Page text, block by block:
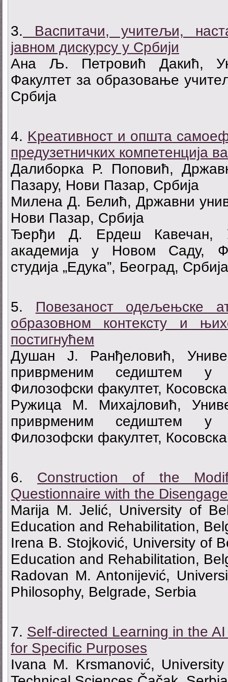
3. Васпитачи, учитељи,
јавном дискурсу у Србији
Ана Љ. Петровић Дакић,
Факултет за образовање
Србија
4. Kреативност и општа
предузетничких компетенција
Далиборка Р. Поповић,
Пазару, Нови Пазар, Србија
Милена Д. Белић, Државни
Нови Пазар, Србија
Ђерђи Д. Ердеш Кавечан,
академија у Новом Саду,
студија „Едука”, Београд, Србија
5. Повезаност одељењске
образовном контексту и
постигнућем
Душан Ј. Ранђеловић,
приврменим седиштем у
Филозофски факултет,
Ружица M. Михајловић,
приврменим седиштем у
Филозофски факултет,
6. Construction of the
Questionnaire with the
Marija M. Jelić, University of
Education and Rehabilitation,
Irena B. Stojković, University of
Education and Rehabilitation,
Radovan M. Antonijević,
Philosophy, Belgrade, Serbia
7. Self-directed Learning in the
for Specific Purposes
Ivana M. Krsmanović,